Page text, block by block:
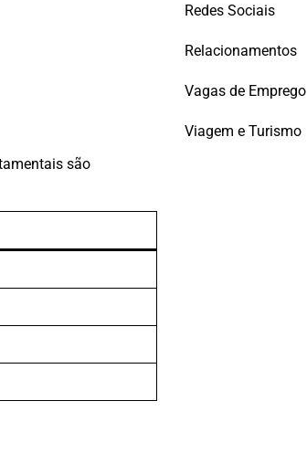
são
Redes Sociais
Relacionamentos
Vagas de Emprego
Viagem e Turismo